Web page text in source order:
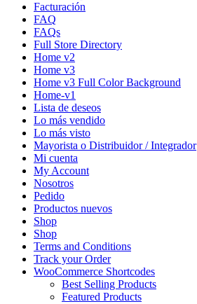
Facturación
FAQ
FAQs
Full Store Directory
Home v2
Home v3
Home v3 Full Color Background
Home-v1
Lista de deseos
Lo más vendido
Lo más visto
Mayorista o Distribuidor / Integrador
Mi cuenta
My Account
Nosotros
Pedido
Productos nuevos
Shop
Shop
Terms and Conditions
Track your Order
WooCommerce Shortcodes
Best Selling Products
Featured Products